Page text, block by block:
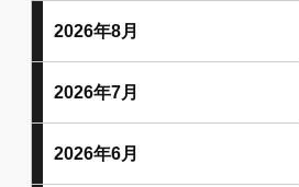
2026年8月
2026年7月
2026年6月